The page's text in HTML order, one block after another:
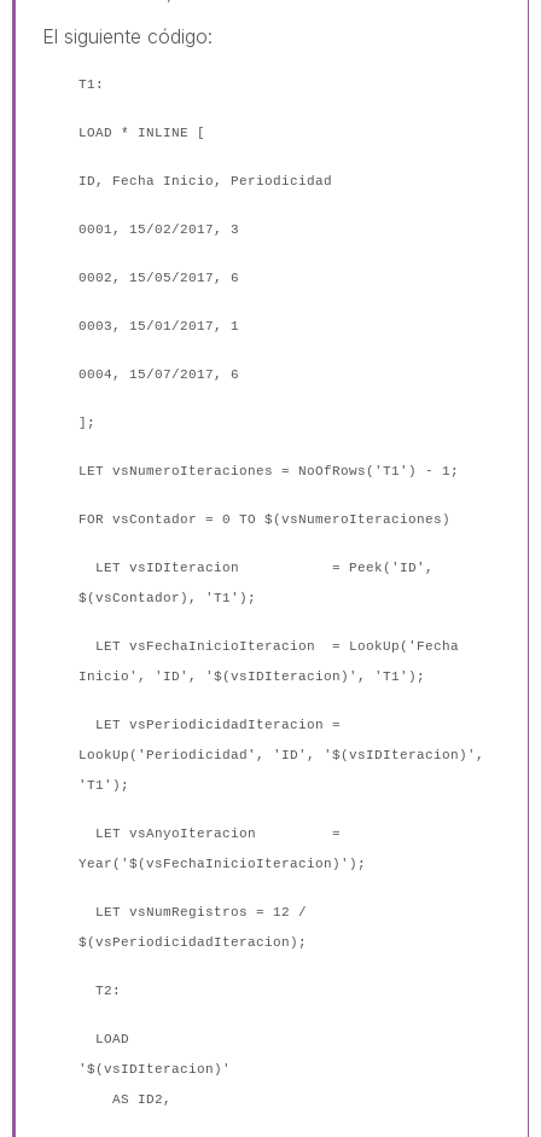
El siguiente código:
T1:
LOAD * INLINE [
ID, Fecha Inicio, Periodicidad
0001, 15/02/2017, 3
0002, 15/05/2017, 6
0003, 15/01/2017, 1
0004, 15/07/2017, 6
];
LET vsNumeroIteraciones = NoOfRows('T1') - 1;
FOR vsContador = 0 TO $(vsNumeroIteraciones)
LET vsIDIteracion = Peek('ID',
$(vsContador), 'T1');
LET vsFechaInicioIteracion = LookUp('Fecha
Inicio', 'ID', '$(vsIDIteracion)', 'T1');
LET vsPeriodicidadIteracion =
LookUp('Periodicidad', 'ID', '$(vsIDIteracion)',
'T1');
LET vsAnyoIteracion =
Year('$(vsFechaInicioIteracion)');
LET vsNumRegistros = 12 /
$(vsPeriodicidadIteracion);
T2:
LOAD
'$(vsIDIteracion)'
AS ID2,